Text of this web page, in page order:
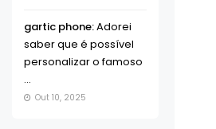
gartic phone:Adorei
saber que é possível
personalizar o famoso
...
Out 10, 2025